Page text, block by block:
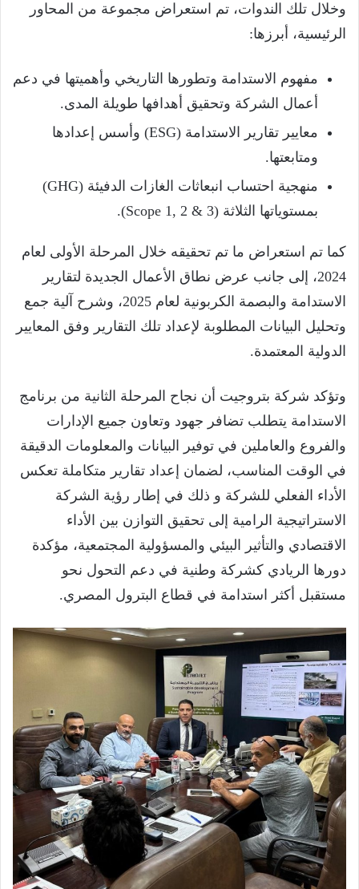
وخلال تلك الندوات، تم استعراض مجموعة من المحاور
الرئيسية، أبرزها:
مفهوم الاستدامة وتطورها التاريخي وأهميتها في دعم
أعمال الشركة وتحقيق أهدافها طويلة المدى.
معايير تقارير الاستدامة (ESG) وأسس إعدادها
ومتابعتها.
منهجية احتساب انبعاثات الغازات الدفيئة (GHG)
بمستوياتها الثلاثة (Scope 1, 2 & 3).
كما تم استعراض ما تم تحقيقه خلال المرحلة الأولى لعام
2024، إلى جانب عرض نطاق الأعمال الجديدة لتقارير
الاستدامة والبصمة الكربونية لعام 2025، وشرح آلية جمع
وتحليل البيانات المطلوبة لإعداد تلك التقارير وفق المعايير
الدولية المعتمدة.
وتؤكد شركة بتروجيت أن نجاح المرحلة الثانية من برنامج
الاستدامة يتطلب تضافر جهود وتعاون جميع الإدارات
والفروع والعاملين في توفير البيانات والمعلومات الدقيقة
في الوقت المناسب، لضمان إعداد تقارير متكاملة تعكس
الأداء الفعلي للشركة و ذلك في إطار رؤية الشركة
الاستراتيجية الرامية إلى تحقيق التوازن بين الأداء
الاقتصادي والتأثير البيئي والمسؤولية المجتمعية، مؤكدة
دورها الريادي كشركة وطنية في دعم التحول نحو
مستقبل أكثر استدامة في قطاع البترول المصري.